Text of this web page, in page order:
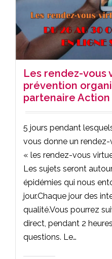
Les rendez-vous
prévention
partenaire
5 jours pendant
vous donne un
« les rendez-vous
Les sujets seront
épidémies qui nous
jour.Chaque jour des
qualité.Vous pourrez
direct, pendant 2
questions. Le…